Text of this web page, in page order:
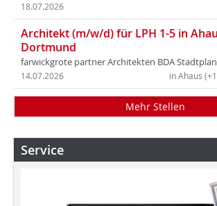
18.07.2026
Architekt (m/w/d) für LPH 1-5 in
Dortmund
farwickgrote partner Architekten BDA
in Ahaus
14.07.2026
Mehr Stellen
Service